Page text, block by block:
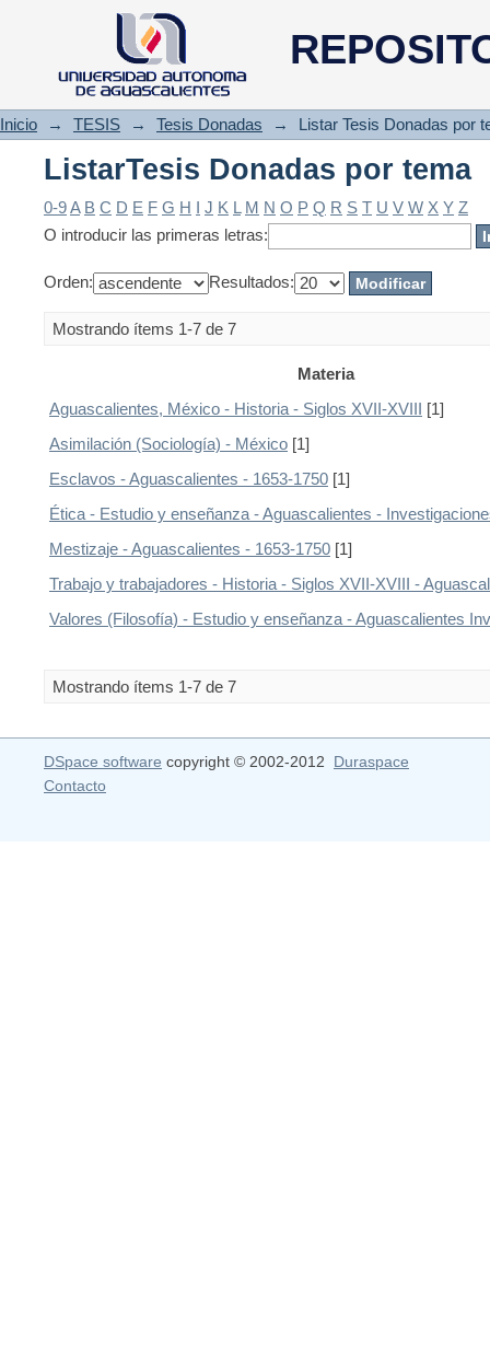
ListarTesis Donadas por tema
Inicio → TESIS → Tesis Donadas → Listar Tesis Donadas por
ListarTesis Donadas por tema
0-9A B C D E F G H I J K L M N O P Q R S T U V W X Y Z
O introducir las primeras letras:
Orden: Resultados:
Mostrando ítems 1-7 de 7
Materia
Aguascalientes, México - Historia - Siglos XVII-XVIII [1]
Asimilación (Sociología) - México [1]
Esclavos - Aguascalientes - 1653-1750 [1]
Ética - Estudio y enseñanza - Aguascalientes -
Mestizaje - Aguascalientes - 1653-1750 [1]
Trabajo y trabajadores - Historia - Siglos XVII-XVIII -
Valores (Filosofía) - Estudio y enseñanza - Aguascalientes
Mostrando ítems 1-7 de 7
DSpace software copyright © 2002-2012 Duraspace
Contacto